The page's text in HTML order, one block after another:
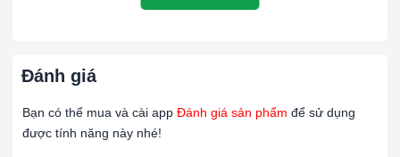
như sản xuất thiết bị y tế, vi điện tử và dược phẩm.
Tiêu chuẩn :
Đánh giá
Bạn có thể mua và cài app Đánh giá sản phẩm để sử dụng
được tính năng này nhé!